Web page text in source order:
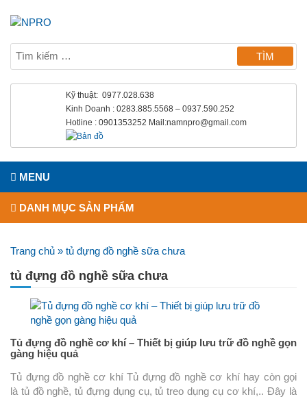
Kỹ thuật: 0977.028.638
Kinh Doanh : 0283.885.5568 – 0937.590.252
Hotline : 0901353252 Mail:namnpro@gmail.com
MENU
DANH MỤC SẢN PHẨM
Trang chủ » tủ đựng đồ nghề sữa chưa
tủ đựng đồ nghề sữa chưa
Tủ đựng đồ nghề cơ khí – Thiết bị giúp lưu trữ đồ nghề gọn
gàng hiệu quả
Tủ đựng đồ nghề cơ khí Tủ đựng đồ nghề cơ khí hay còn gọi
là tủ đồ nghề, tủ đựng dụng cụ, tủ treo dụng cụ cơ khí,.. Đây là